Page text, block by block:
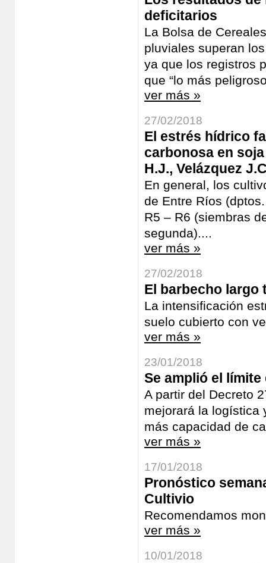
deficitarios
La Bolsa de
pluviales superan
ya que los registros
que “lo más
ver más »
27/02/2018
El estrés hídrico
carbonosa en
H.J., Velázquez
En general, los
de Entre Ríos
R5 – R6 (siembras
segunda)....
ver más »
27/02/2018
El barbecho largo
La intensificación
suelo cubierto con
ver más »
23/01/2018
Se amplió el
A partir del Decreto
mejorará la logística
más capacidad de
ver más »
17/01/2018
Pronóstico
Cultivio
Recomendamos
ver más »
10/01/2018